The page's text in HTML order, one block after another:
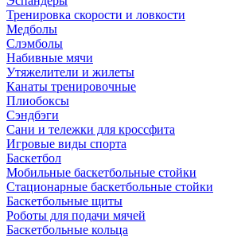
Тренировка скорости и ловкости
Медболы
Слэмболы
Набивные мячи
Утяжелители и жилеты
Канаты тренировочные
Плиобоксы
Сэндбэги
Сани и тележки для кроссфита
Игровые виды спорта
Баскетбол
Мобильные баскетбольные стойки
Стационарные баскетбольные стойки
Баскетбольные щиты
Роботы для подачи мячей
Баскетбольные кольца